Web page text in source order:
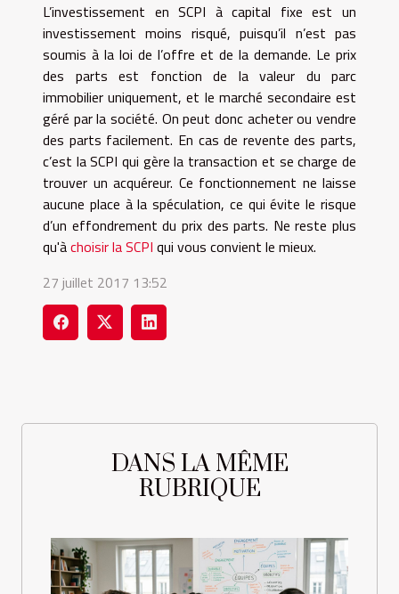
L’investissement en SCPI à capital fixe est un
investissement moins risqué, puisqu’il n’est pas
soumis à la loi de l’offre et de la demande. Le prix
des parts est fonction de la valeur du parc
immobilier uniquement, et le marché secondaire est
géré par la société. On peut donc acheter ou vendre
des parts facilement. En cas de revente des parts,
c’est la SCPI qui gère la transaction et se charge de
trouver un acquéreur. Ce fonctionnement ne laisse
aucune place à la spéculation, ce qui évite le risque
d’un effondrement du prix des parts. Ne reste plus
qu'àchoisir la SCPI qui vous convient le mieux.
27 juillet 2017 13:52
DANS LA MÊME
RUBRIQUE